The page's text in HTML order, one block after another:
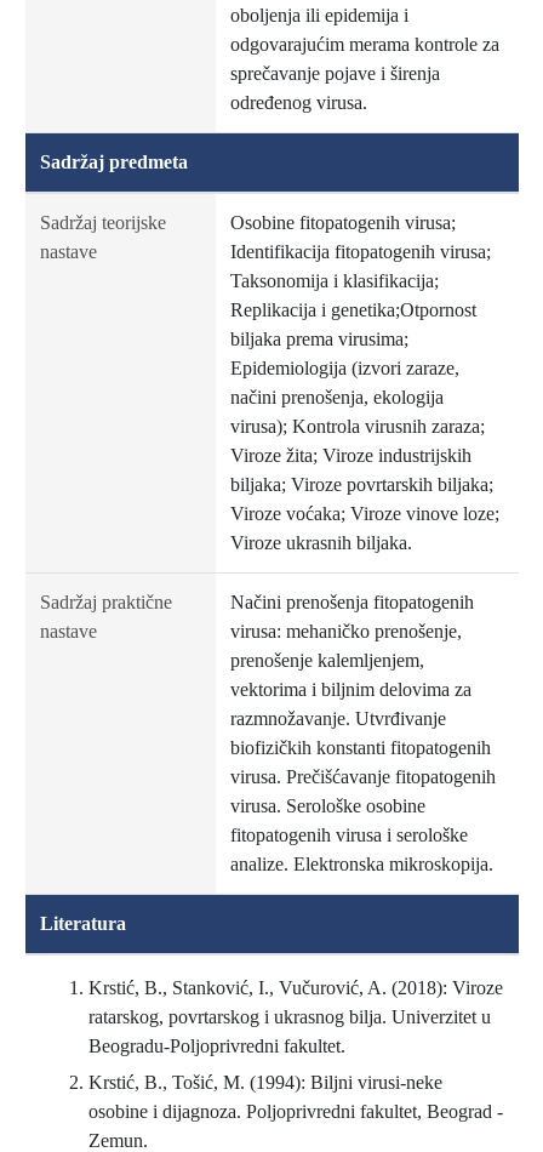
oboljenja ili epidemija i
odgovarajućim merama kontrole za
sprečavanje pojave i širenja
određenog virusa.
Sadržaj predmeta
Sadržaj teorijske
nastave
Osobine fitopatogenih virusa;
Identifikacija fitopatogenih virusa;
Taksonomija i klasifikacija;
Replikacija i genetika;Otpornost
biljaka prema virusima;
Epidemiologija (izvori zaraze,
načini prenošenja, ekologija
virusa); Kontrola virusnih zaraza;
Viroze žita; Viroze industrijskih
biljaka; Viroze povrtarskih biljaka;
Viroze voćaka; Viroze vinove loze;
Viroze ukrasnih biljaka.
Sadržaj praktične
nastave
Načini prenošenja fitopatogenih
virusa: mehaničko prenošenje,
prenošenje kalemljenjem,
vektorima i biljnim delovima za
razmnožavanje. Utvrđivanje
biofizičkih konstanti fitopatogenih
virusa. Prečišćavanje fitopatogenih
virusa. Serološke osobine
fitopatogenih virusa i serološke
analize. Elektronska mikroskopija.
Literatura
Krstić, B., Stanković, I., Vučurović, A. (2018): Viroze
ratarskog, povrtarskog i ukrasnog bilja. Univerzitet u
Beogradu-Poljoprivredni fakultet.
Krstić, B., Tošić, M. (1994): Biljni virusi-neke
osobine i dijagnoza. Poljoprivredni fakultet, Beograd -
Zemun.